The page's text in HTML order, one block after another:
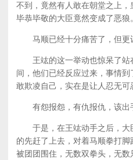
不到，竟然有人敢在朝堂之上，
毕恭毕敬的大臣竟然变成了恶狼。
马顺已经十分痛苦了，但更
王竑的这一举动也惊呆了站
间，他们已经反应过来，事情
敢欺凌自己，实在是让人忍无可
有怨报怨，有仇报仇，该出
于是，在王竑动手之后，大
的先赶了上去，对着马顺拳打
被团团围住，无数双拳头，无数